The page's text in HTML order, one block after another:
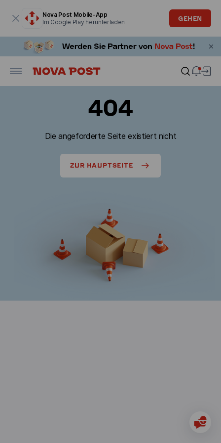
Nova Post Mobile-App
Im Google Play herunterladen
GEHEN
404
Die angeforderte Seite existiert nicht
ZUR HAUPTSEITE